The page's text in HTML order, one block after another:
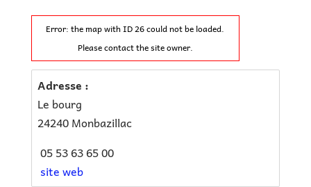
Error: the map with ID 26 could not be loaded.
Please contact the site owner.
Adresse :
Le bourg
24240 Monbazillac
05 53 63 65 00
site web